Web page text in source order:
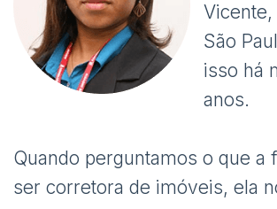
São
isso há
anos.
Quando perguntamos o que a
ser corretora de imóveis, ela